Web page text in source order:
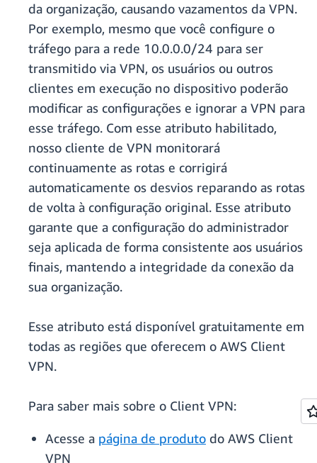
da organização, causando vazamentos da VPN.
Por exemplo, mesmo que você configure o
tráfego para a rede 10.0.0.0/24 para ser
transmitido via VPN, os usuários ou outros
clientes em execução no dispositivo poderão
modificar as configurações e ignorar a VPN para
esse tráfego. Com esse atributo habilitado,
nosso cliente de VPN monitorará
continuamente as rotas e corrigirá
automaticamente os desvios reparando as rotas
de volta à configuração original. Esse atributo
garante que a configuração do administrador
seja aplicada de forma consistente aos usuários
finais, mantendo a integridade da conexão da
sua organização.
Esse atributo está disponível gratuitamente em
todas as regiões que oferecem o AWS Client
VPN.
Para saber mais sobre o Client VPN:
Acesse a página de produto do AWS Client
VPN